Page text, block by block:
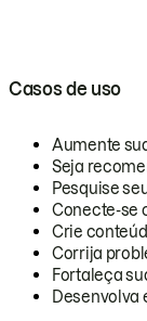
Casos de uso
Aumente
Seja
Pesquise
Conecte-se
Crie
Corrija
Fortaleça
Desenvolva